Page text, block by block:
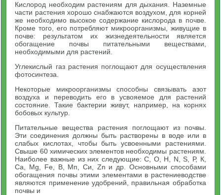
Кислород необходим растениям для дыхания. Наземные
части растения хорошо снабжаются воздухом, для корней
же необходимо высокое содержание кислорода в почве.
Кроме того, его потребляют микроорганизмы, живущие в
почве: результатом их жизнедеятельности является
обогащение почвы питательными веществами,
необходимыми для растений.
Углекислый газ растения поглощают для осуществления
фотосинтеза.
Некоторые микроорганизмы способны связывать азот
воздуха и переводить его в усвояемое для растений
состояние. Такие бактерии живут, например, на корнях
бобовых культур.
Питательные вещества растения поглощают из почвы.
Эти соединения должны быть растворены в воде или в
слабых кислотах, чтобы быть усвоенными растениями.
Свыше 60 химических элементов необходимы растениям.
Наиболее важные из них следующие: С, О, Н, N, S, Р, К,
Са, Mg, Fe, В, Мп, Си, Zn и др. Основными способами
обогащения почвы этими элементами в растениеводстве
являются применение удобрений, правильная обработка
почвы и